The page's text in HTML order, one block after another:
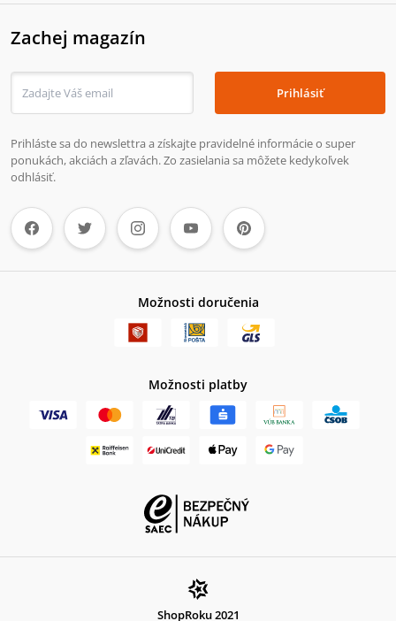
Zachej magazín
Prihlásiť
Prihláste sa do newslettra a získajte pravidelné informácie o super
ponukách, akciách a zľavách. Zo zasielania sa môžete kedykoľvek
odhlásiť.
Možnosti doručenia
Možnosti platby
ShopRoku 2021